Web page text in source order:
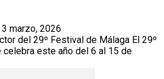
3 marzo, 2026
del 29º Festival de Málaga El 29º
celebra este año del 6 al 15 de